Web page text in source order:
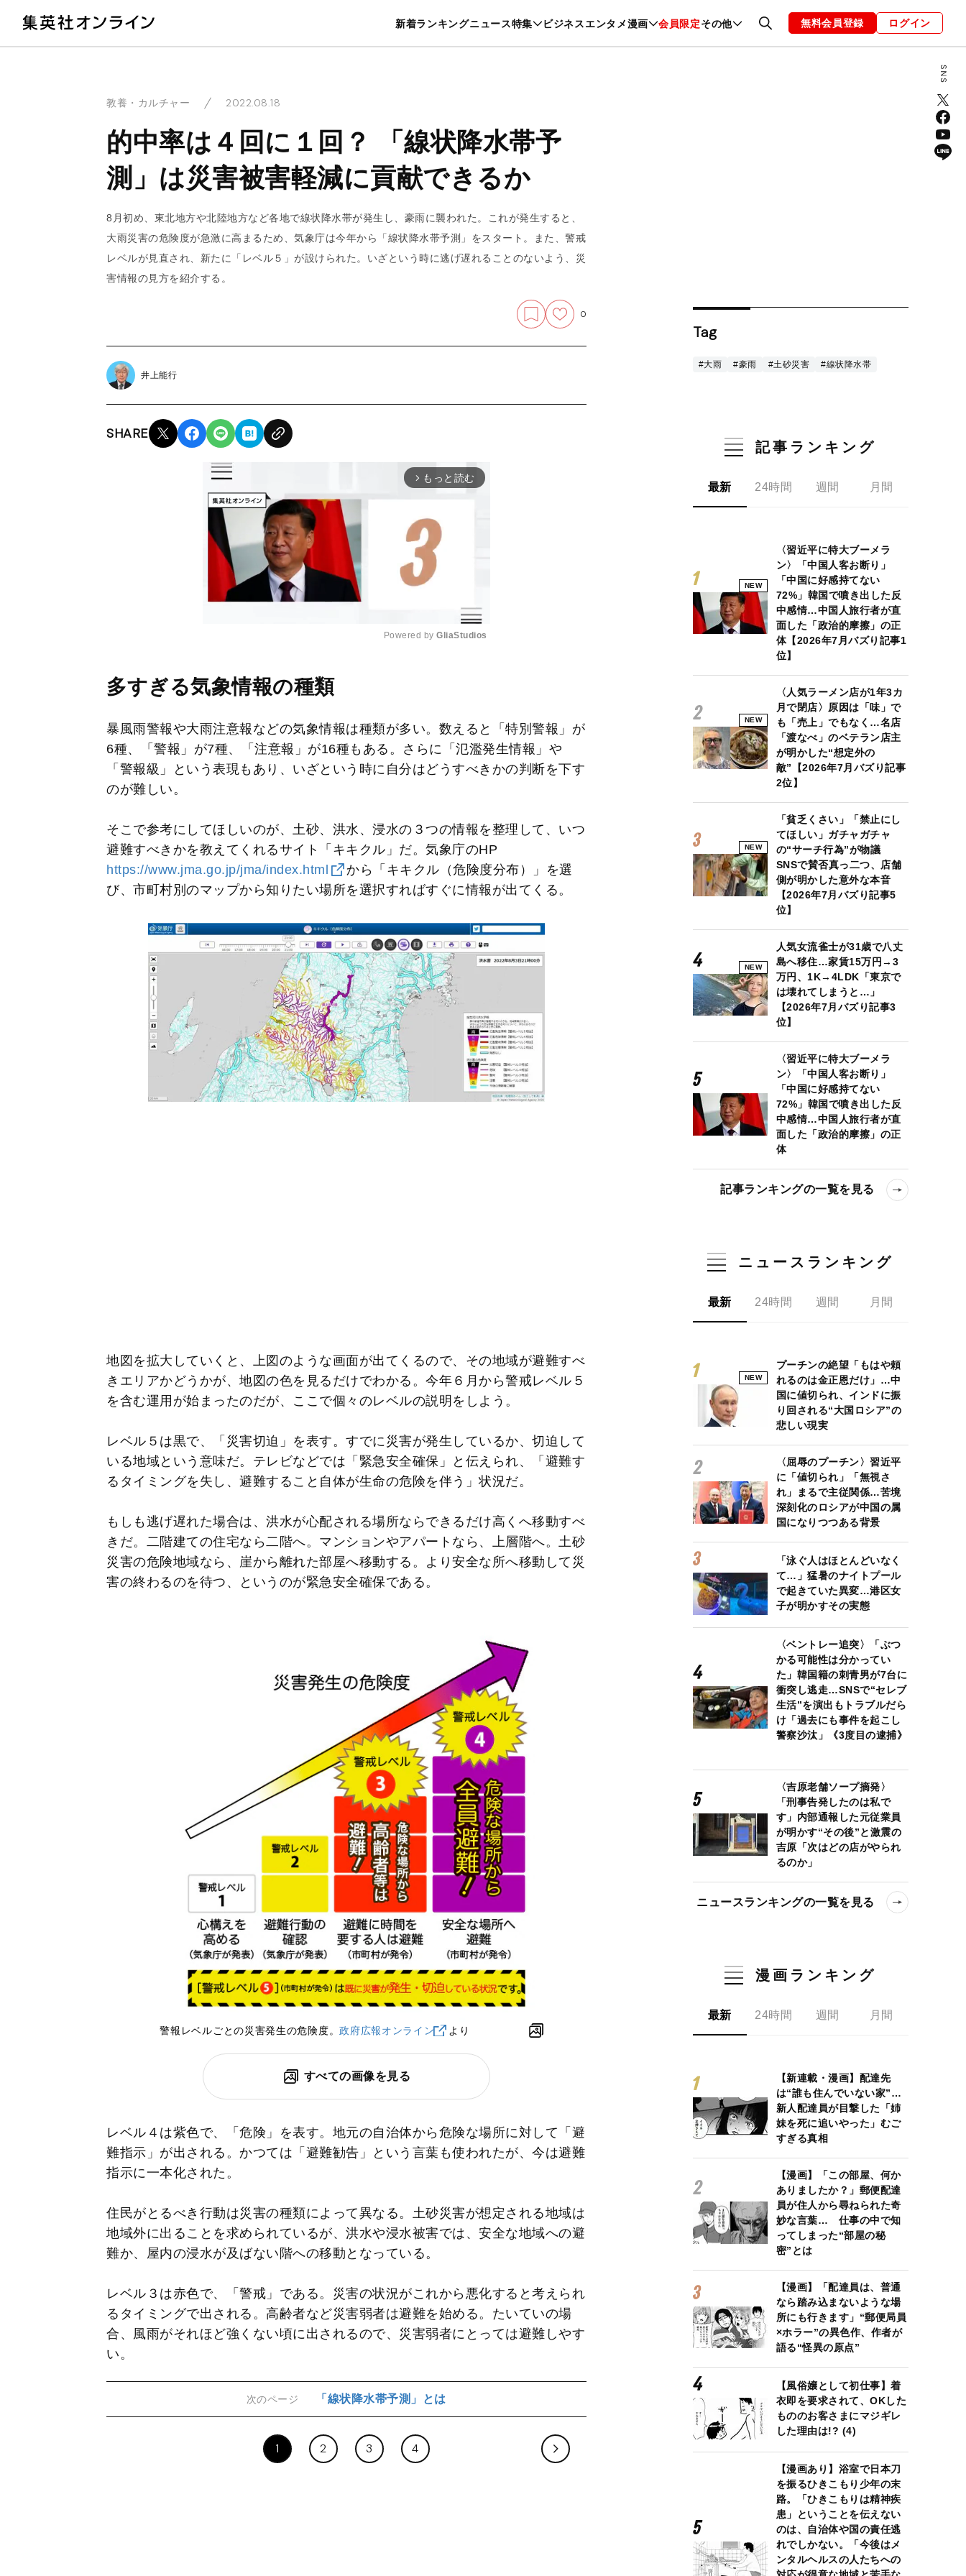
新着ランキングニュース特集 ビジネスエンタメ漫画 会員限定その他
暮らし スポーツ ヘルスケア 美容 グルメ ファッション 恋愛・結婚 編集部 お知らせ
無料会員登録 ログイン
教養・カルチャー 2022.08.18
的中率は４回に１回？ 「線状降水帯予
測」は災害被害軽減に貢献できるか
8月初め、東北地方や北陸地方など各地で線状降水帯が発生し、豪雨に襲われた。これが発生すると、
大雨災害の危険度が急激に高まるため、気象庁は今年から「線状降水帯予測」をスタート。また、警戒
レベルが見直され、新たに「レベル５」が設けられた。いざという時に逃げ遅れることのないよう、災
害情報の見方を紹介する。
0
井上能行
SHARE
arrow_forward_ios もっと読む
e
Powered by GliaStudios
多すぎる気象情報の種類
暴風雨警報や大雨注意報などの気象情報は種類が多い。数えると「特別警報」が
6種、「警報」が7種、「注意報」が16種もある。さらに「氾濫発生情報」や
「警報級」という表現もあり、いざという時に自分はどうすべきかの判断を下す
のが難しい。
そこで参考にしてほしいのが、土砂、洪水、浸水の３つの情報を整理して、いつ
避難すべきかを教えてくれるサイト「キキクル」だ。気象庁のHP
https://www.jma.go.jp/jma/index.html
から「キキクル（危険度分布）」を選
び、市町村別のマップから知りたい場所を選択すればすぐに情報が出てくる。
地図を拡大していくと、上図のような画面が出てくるので、その地域が避難すべ
きエリアかどうかが、地図の色を見るだけでわかる。今年６月から警戒レベル５
を含む運用が始まったのだが、ここで個々のレベルの説明をしよう。
レベル５は黒で、「災害切迫」を表す。すでに災害が発生しているか、切迫して
いる地域という意味だ。テレビなどでは「緊急安全確保」と伝えられ、「避難す
るタイミングを失し、避難すること自体が生命の危険を伴う」状況だ。
もしも逃げ遅れた場合は、洪水が心配される場所ならできるだけ高くへ移動すべ
きだ。二階建ての住宅なら二階へ。マンションやアパートなら、上層階へ。土砂
災害の危険地域なら、崖から離れた部屋へ移動する。より安全な所へ移動して災
害の終わるのを待つ、というのが緊急安全確保である。
警報レベルごとの災害発生の危険度。政府広報オンライン より
すべての画像を見る
レベル４は紫色で、「危険」を表す。地元の自治体から危険な場所に対して「避
難指示」が出される。かつては「避難勧告」という言葉も使われたが、今は避難
指示に一本化された。
住民がとるべき行動は災害の種類によって異なる。土砂災害が想定される地域は
地域外に出ることを求められているが、洪水や浸水被害では、安全な地域への避
難か、屋内の浸水が及ばない階への移動となっている。
レベル３は赤色で、「警戒」である。災害の状況がこれから悪化すると考えられ
るタイミングで出される。高齢者など災害弱者は避難を始める。たいていの場
合、風雨がそれほど強くない頃に出されるので、災害弱者にとっては避難しやす
い。
次のページ 「線状降水帯予測」とは
1 2 3 4
Tag
#大雨 #豪雨 #土砂災害 #線状降水帯
記事ランキング
最新 24時間 週間 月間
NEW
〈習近平に特大ブーメラ
ン〉「中国人客お断り」
「中国に好感持てない
72%」韓国で噴き出した反
中感情…中国人旅行者が直
面した「政治的摩擦」の正
体【2026年7月バズり記事1
位】
NEW
〈人気ラーメン店が1年3カ
月で閉店〉原因は「味」で
も「売上」でもなく…名店
「渡なべ」のベテラン店主
が明かした“想定外の
敵”【2026年7月バズり記事
2位】
NEW
「貧乏くさい」「禁止にし
てほしい」ガチャガチャ
の“サーチ行為”が物議
SNSで賛否真っ二つ、店舗
側が明かした意外な本音
【2026年7月バズり記事5
位】
NEW
人気女流雀士が31歳で八丈
島へ移住…家賃15万円→3
万円、1K→4LDK「東京で
は壊れてしまうと…」
【2026年7月バズり記事3
位】
〈習近平に特大ブーメラ
ン〉「中国人客お断り」
「中国に好感持てない
72%」韓国で噴き出した反
中感情…中国人旅行者が直
面した「政治的摩擦」の正
体
記事ランキングの一覧を見る
ニュースランキング
最新 24時間 週間 月間
NEW
プーチンの絶望「もはや頼
れるのは金正恩だけ」…中
国に値切られ、インドに振
り回される“大国ロシア”の
悲しい現実
〈屈辱のプーチン〉習近平
に「値切られ」「無視さ
れ」まるで主従関係…苦境
深刻化のロシアが中国の属
国になりつつある背景
「泳ぐ人はほとんどいなく
て…」猛暑のナイトプール
で起きていた異変…港区女
子が明かすその実態
〈ベントレー追突〉「ぶつ
かる可能性は分かってい
た」韓国籍の刺青男が7台に
衝突し逃走…SNSで“セレブ
生活”を演出もトラブルだら
け「過去にも事件を起こし
警察沙汰」《3度目の逮捕》
〈吉原老舗ソープ摘発〉
「刑事告発したのは私で
す」内部通報した元従業員
が明かす“その後”と激震の
吉原「次はどの店がやられ
るのか」
ニュースランキングの一覧を見る
漫画ランキング
最新 24時間 週間 月間
【新連載・漫画】配達先
は“誰も住んでいない家”…
新人配達員が目撃した「姉
妹を死に追いやった」むご
すぎる真相
【漫画】「この部屋、何か
ありましたか？」郵便配達
員が住人から尋ねられた奇
妙な言葉… 仕事の中で知
ってしまった“部屋の秘
密”とは
【漫画】「配達員は、普通
なら踏み込まないような場
所にも行きます」“郵便局員
×ホラー”の異色作、作者が
語る“怪異の原点”
【風俗嬢として初仕事】着
衣即を要求されて、OKした
もののお客さまにマジギレ
した理由は!? (4)
【漫画あり】浴室で日本刀
を振るひきこもり少年の末
路。「ひきこもりは精神疾
患」ということを伝えない
のは、自治体や国の責任逃
れでしかない。「今後はメ
ンタルヘルスの人たちへの